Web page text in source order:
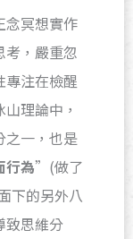
念冥想實作
考，嚴重忽
專注在檢醒
理論中，
之一，也是
行為”(做了
下的另外八
致思維分